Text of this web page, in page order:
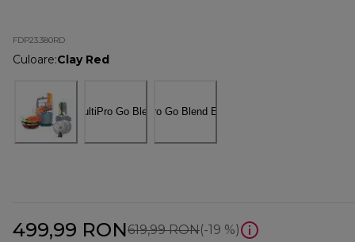
FDP23.380RD
Culoare:Clay Red
499,99 RON619,99 RONpreț inițial 619,99 RON
(-19 %)